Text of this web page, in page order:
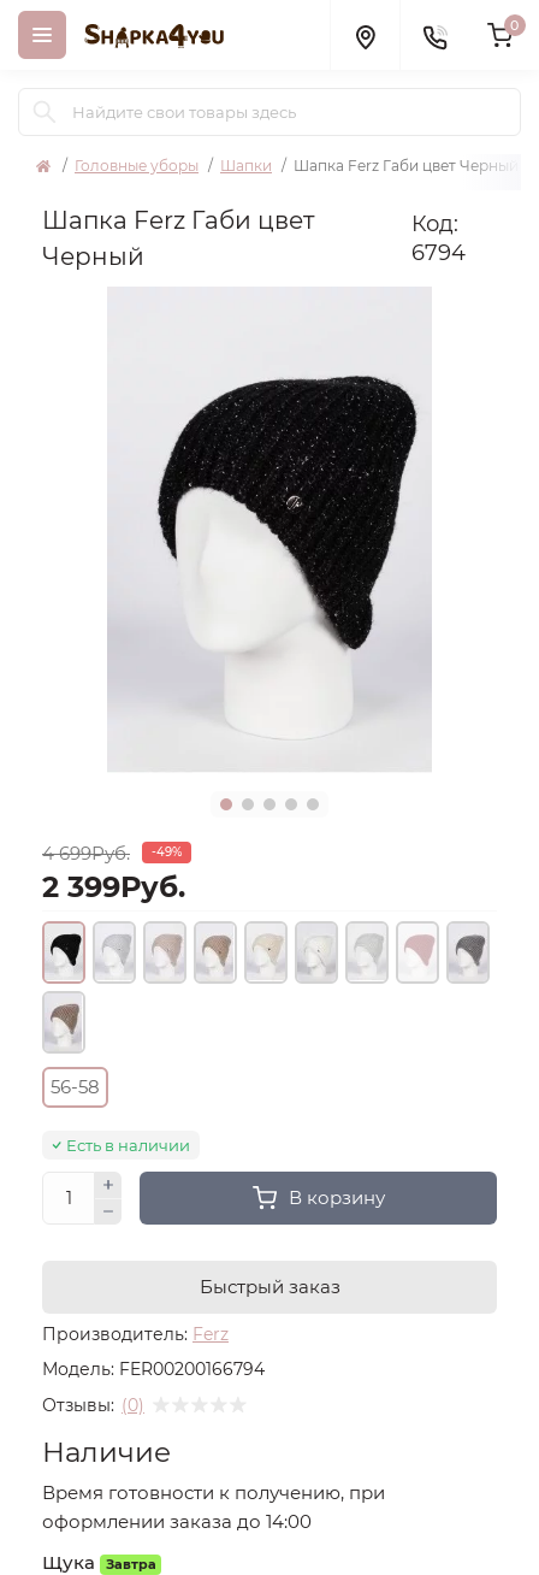
0
Головные уборы Шапки Шапка Ferz Габи цвет Черный
Шапка Ferz Габи цвет
Черный
Код:
6794
Производитель: Ferz
Модель: FER00200166794
Отзывы: (0)
4 699Руб. -49%
2 399Руб.
56-58
Есть в наличии
В корзину
Быстрый заказ
Наличие
Время готовности к получению, при
оформлении заказа до 14:00
Щука
Завтра